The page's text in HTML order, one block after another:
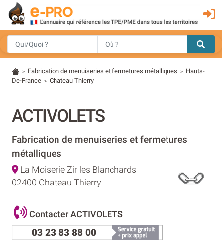
> Fabrication de menuiseries et fermetures métalliques > Hauts-
De-France > Chateau Thierry
ACTIVOLETS
Fabrication de menuiseries et fermetures
métalliques
La Moiserie Zir les Blanchards
02400 Chateau Thierry
Contacter ACTIVOLETS
03 23 83 88 00